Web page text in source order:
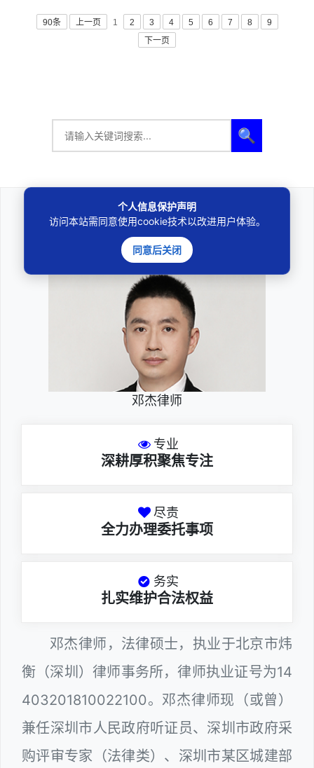
90条 上一页 1 2 3 4 5 6 7 8
9
下一页
🔍
法律咨询
————受人之托、忠人之事————
邓杰律师
专业
深耕厚积聚焦专注
尽责
全力办理委托事项
务实
扎实维护合法权益
邓杰律师，法律硕士，执业于北京市炜
衡（深圳）律师事务所，律师执业证号为14
403201810022100。邓杰律师现（或曾）
兼任深圳市人民政府听证员、深圳市政府采
购评审专家（法律类）、深圳市某区城建部
个人信息保护声明
访问本站需同意使用cookie技术以改进用户体验。
同意后关闭